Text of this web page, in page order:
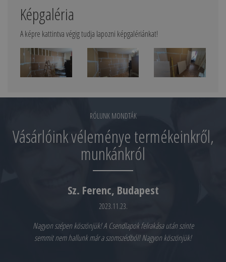
Képgaléria
A képre kattintva végig tudja lapozni képgalériánkat!
RÓLUNK MONDTÁK
Vásárlóink véleménye termékeinkről,
munkánkról
Sz. Ferenc, Budapest
2023.11.23.
Nagyon szépen köszönjük! A Csendlapok felrakása után szinte
semmit nem hallunk már a szomszédból! Nagyon köszönjük!